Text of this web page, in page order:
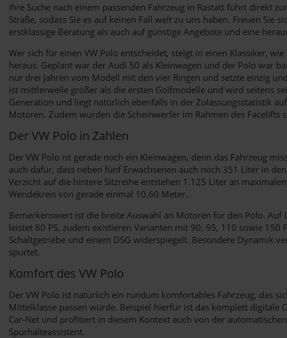
Ihre Suche nach einem passenden Fahrzeug in Rastatt führt direkt
Straße, sodass Sie es auf keinen Fall weit zu uns haben. Freuen
erstklassige Beratung als auch auf günstige Angebote und eine
Wer sich für einen VW Polo entscheidet, steigt in einen Klassiker,
heraus. Geplant war der Audi 50 als Kleinwagen und der Polo war
nur drei Jahren vom Modell mit den vier Ringen und setzte einzig
ist mittlerweile größer als die ersten Golfmodelle und wird seitens
Generation und liegt natürlich ebenfalls in der Zulassungsstatistik
Motoren. Zudem wurden die Scheinwerfer im Rahmen des
Der VW Polo in Zahlen
Der VW Polo ist gerade noch ein Kleinwagen, denn das Fahrzeug
auch dafür, dass neben fünf Erwachsenen auch noch 351 Liter in
Verzicht auf die hintere Sitzreihe entstehen 1.125 Liter an
Wendekreis von gerade einmal 10,60 Meter..
Bemerkenswert ist die breite Auswahl an Motoren für den Polo.
leistet 80 PS, zudem existieren Varianten mit 90, 95, 110 sowie
Schaltgetriebe und einem DSG widerspiegelt. Besondere Dynamik
spurtet.
Komfort des VW Polo
Der VW Polo ist natürlich ein rundum komfortables Fahrzeug, das
Mittelklasse passen würde. Beispiel hierfür ist das komplett
Car-Net und profitiert in diesem Kontext auch von der
Spurhalteassistent.